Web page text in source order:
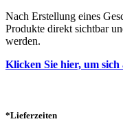
Nach Erstellung eines
Produkte direkt sichtbar
werden.
Klicken Sie hier, um
*Lieferzeiten